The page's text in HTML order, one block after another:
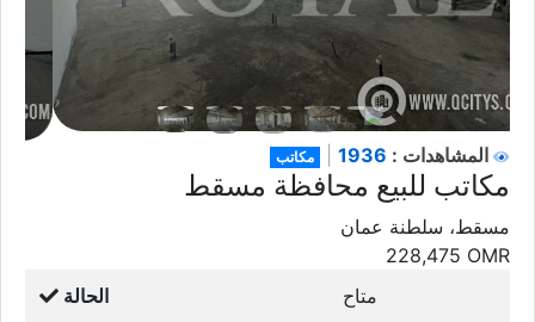
مكاتب المشاهدات :
مكاتب للبيع محافظة مسقط
مسقط، سلطنة عمان
228,475 OMR
الحالة
متاح